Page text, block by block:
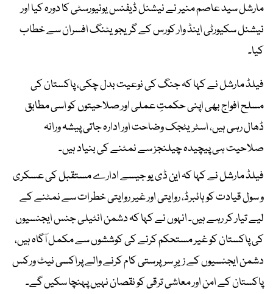
مارشل سید عاصم منیر نے نیشنل ڈیفنس یونیورسٹی کا دورہ کیا اور
نیشنل سکیورٹی اینڈ وار کورس کے گریجویٹنگ افسران سے خطاب
کیا۔
فیلڈ مارشل نے کہا کہ جنگ کی نوعیت بدل چکی، پاکستان کی
مسلح افواج بھی اپنی حکمتِ عملی اور صلاحیتوں کو اسی مطابق
ڈھال رہی ہیں، اسٹریٹجک وضاحت اور ادارہ جاتی پیشہ ورانہ
صلاحیت ہی پیچیدہ چیلنجز سے نمٹنے کی بنیاد ہیں۔
فیلڈ مارشل نے کہا کہ این ڈی یو جیسے ادارے مستقبل کی عسکری
و سول قیادت کو ہائبرڈ، روایتی اور غیر روایتی خطرات سے نمٹنے کے
لیے تیار کر رہے ہیں۔ انہوں نے کہا کہ دشمن انٹیلی جنس ایجنسیوں
کی پاکستان کو غیر مستحکم کرنے کی کوششوں سے مکمل آگاہ ہیں،
دشمن ایجنسیوں کے زیرِ سرپرستی کام کرنے والے پراکسی نیٹ ورکس
پاکستان کے امن اور معاشی ترقی کو نقصان نہیں پہنچا سکیں گے۔